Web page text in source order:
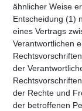
ähnlicher Weise
Entscheidung (1)
eines Vertrags
Verantwortlichen
der
der Rechte und
der betroffenen